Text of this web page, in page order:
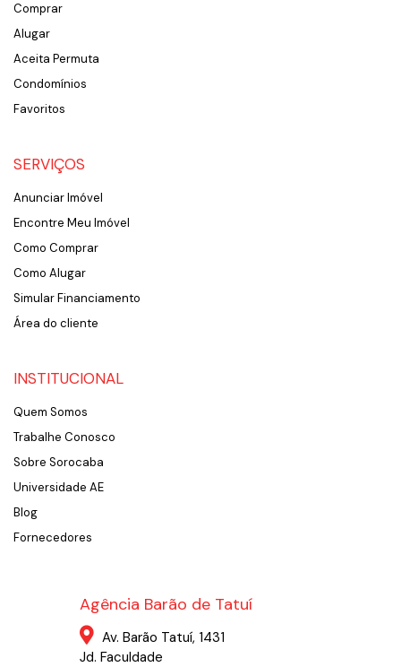
Comprar
Alugar
Aceita Permuta
Condomínios
Favoritos
SERVIÇOS
Anunciar Imóvel
Encontre Meu Imóvel
Como Comprar
Como Alugar
Simular Financiamento
Área do cliente
INSTITUCIONAL
Quem Somos
Trabalhe Conosco
Sobre Sorocaba
Universidade AE
Blog
Fornecedores
Agência Barão de Tatuí
Av. Barão Tatuí, 1431
Jd. Faculdade